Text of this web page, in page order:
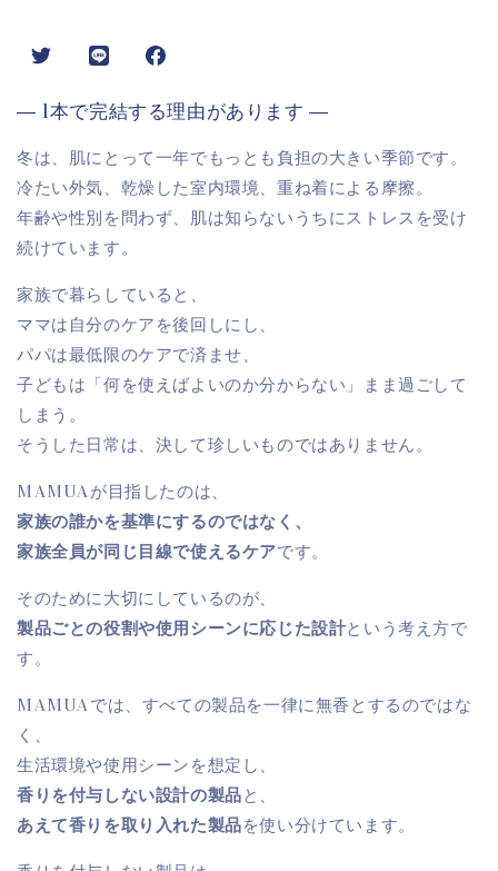
TwitterLINE Instagram
― 1本で完結する理由があります ―
冬は、肌にとって一年でもっとも負担の大きい季節です。
冷たい外気、乾燥した室内環境、重ね着による摩擦。
年齢や性別を問わず、肌は知らないうちにストレスを受け
続けています。
家族で暮らしていると、
ママは自分のケアを後回しにし、
パパは最低限のケアで済ませ、
子どもは「何を使えばよいのか分からない」まま過ごして
しまう。
そうした日常は、決して珍しいものではありません。
MAMUAが目指したのは、
家族の誰かを基準にするのではなく、
家族全員が同じ目線で使えるケアです。
そのために大切にしているのが、
製品ごとの役割や使用シーンに応じた設計という考え方で
す。
MAMUAでは、すべての製品を一律に無香とするのではな
く、
生活環境や使用シーンを想定し、
香りを付与しない設計の製品と、
あえて香りを取り入れた製品を使い分けています。